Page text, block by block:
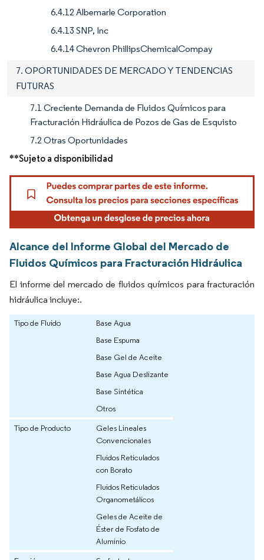
6.4.12 Albemarle Corporation
6.4.13 SNP, Inc
6.4.14 Chevron PhillipsChemicalCompay
7. OPORTUNIDADES DE MERCADO Y TENDENCIAS
FUTURAS
7.1 Creciente Demanda de Fluidos Químicos para
Fracturación Hidráulica de Pozos de Gas de Esquisto
7.2 Otras Oportunidades
**Sujeto a disponibilidad
Alcance del Informe Global del Mercado de
Fluidos Químicos para Fracturación Hidráulica
El informe del mercado de fluidos químicos para fracturación
hidráulica incluye:.
Tipo de Fluido
Base Agua
Base Espuma
Base Gel de Aceite
Base Agua Deslizante
Base Sintética
Otros
Tipo de Producto
Geles Lineales
Convencionales
Fluidos Reticulados
con Borato
Fluidos Reticulados
Organometálicos
Geles de Aceite de
Éster de Fosfato de
Aluminio